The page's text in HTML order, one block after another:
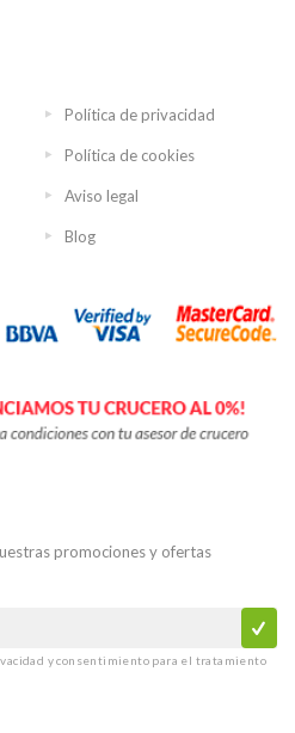
Política de privacidad
Política de cookies
Aviso legal
Blog
promociones y ofertas
y consentimiento para el tratamiento